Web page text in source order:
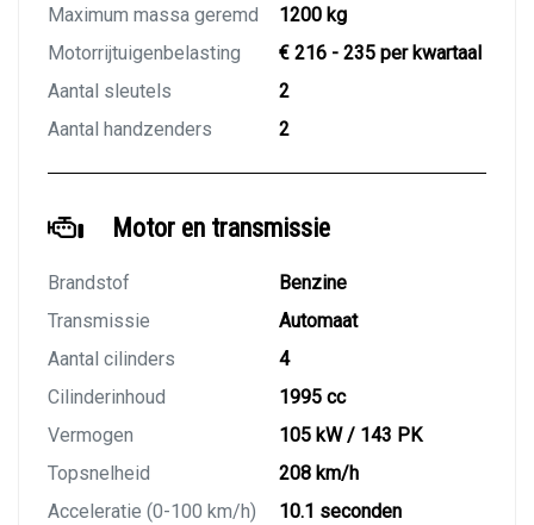
Maximum massa geremd
1200 kg
Motorrijtuigenbelasting
€ 216 - 235 per kwartaal
Aantal sleutels
2
Aantal handzenders
2
Motor en transmissie
Brandstof
Benzine
Transmissie
Automaat
Aantal cilinders
4
Cilinderinhoud
1995 cc
Vermogen
105 kW / 143 PK
Topsnelheid
208 km/h
Acceleratie (0-100 km/h)
10.1 seconden